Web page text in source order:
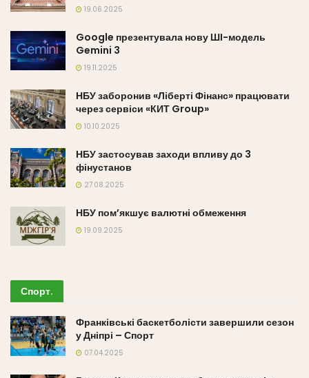
19.06.2025
Google презентувала нову ШІ-модель
Gemini 3
19.11.2025
НБУ заборонив «Ліберті Фінанс» працювати
через сервіси «КИТ Group»
10.10.2025
НБУ застосував заходи впливу до 3
фінустанов
27.08.2025
НБУ пом’якшує валютні обмеження
19.09.2025
Спорт.
Франківські баскетболісти завершили сезон
у Дніпрі – Спорт
07.04.2025